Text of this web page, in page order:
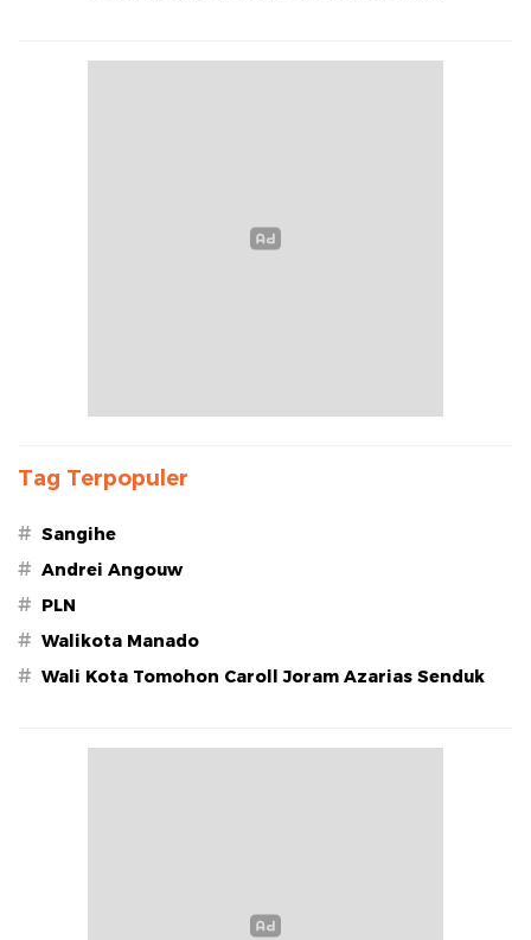
Tag Terpopuler
# Sangihe
# Andrei Angouw
# PLN
# Walikota Manado
# Wali Kota Tomohon Caroll Joram Azarias Senduk